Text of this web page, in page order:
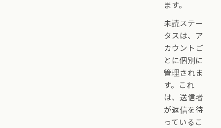
ます。
未読ステー
タスは、ア
カウントご
とに個別に
管理されま
す。これ
は、送信者
が返信を待
っているこ